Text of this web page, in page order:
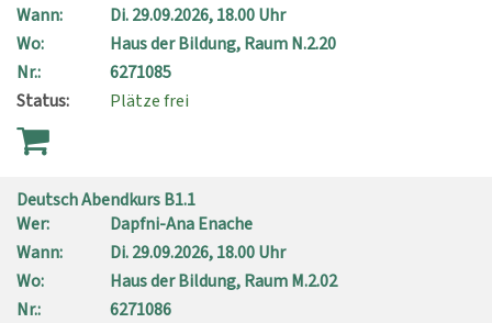
Wann:
Di.29.09.2026, 18.00 Uhr
Wo:
Haus der Bildung, Raum N.2.20
Nr.:
6271085
Status:
Plätze frei
Deutsch Abendkurs B1.1
Wer:
Dapfni-Ana Enache
Wann:
Di.29.09.2026, 18.00 Uhr
Wo:
Haus der Bildung, Raum M.2.02
Nr.:
6271086